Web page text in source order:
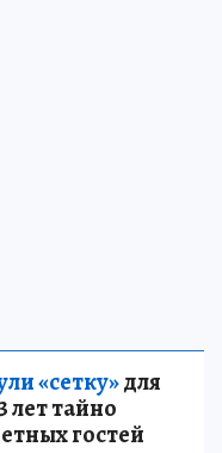
«сетку»для
лет тайно
гостей